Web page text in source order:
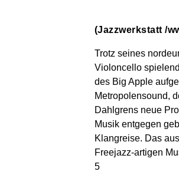
(Jazzwerkstatt /
Trotz seines
Violoncello
des Big Apple
Metropolensound,
Dahlgrens neue
Musik entgegen
Klangreise. Das
Freejazz-artigen
5